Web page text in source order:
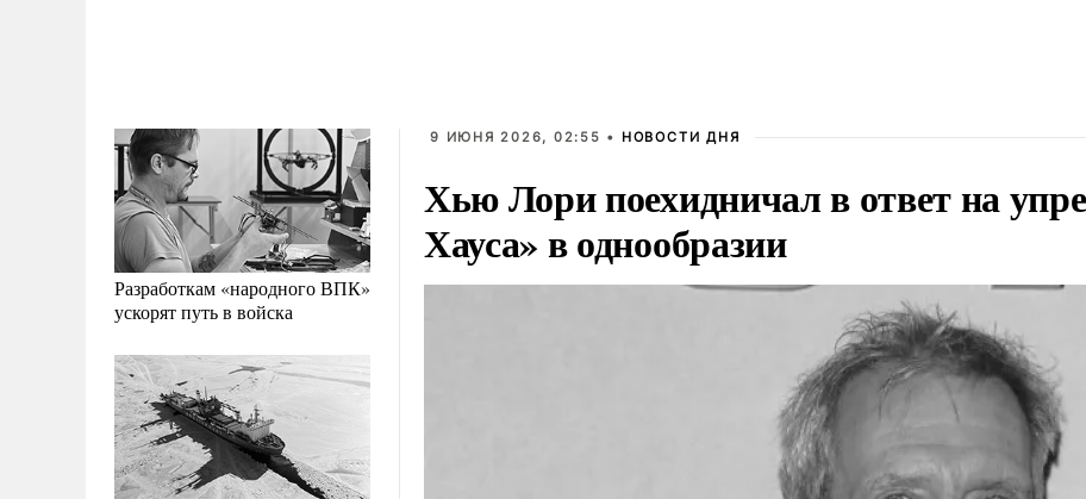
Разработкам «народного ВПК»
ускорят путь в войска
9 ИЮНЯ 2026, 02:55 • НОВОСТИ ДНЯ
Хью Лори поехидничал в ответ на
Хауса» в однообразии